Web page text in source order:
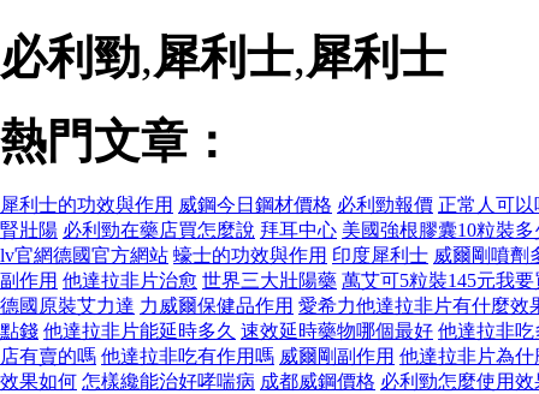
必利勁,犀利士,犀利士
熱門文章：
犀利士的功效與作用 威鋼今日鋼材價格 必利勁報價 正常人可
腎壯陽 必利勁在藥店買怎麼說 拜耳中心 美國強根膠囊10粒裝多
lv官網德國官方網站 蠔士的功效與作用 印度犀利士 威爾剛噴劑
副作用 他達拉非片治愈 世界三大壯陽藥 萬艾可5粒裝145元我
德國原裝艾力達 力威爾保健品作用 愛希力他達拉非片有什麼效
點錢 他達拉非片能延時多久 速效延時藥物哪個最好 他達拉非吃
店有賣的嗎 他達拉非吃有作用嗎 威爾剛副作用 他達拉非片為什
效果如何 怎樣纔能治好哮喘病 成都威鋼價格 必利勁怎麼使用效